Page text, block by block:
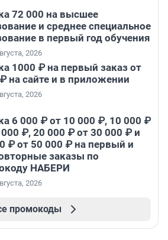
72 000 на высшее
и среднее специальное
в первый год обучения
2026
1000 ₽ на первый заказ от
на сайте и в приложении
2026
6 000 ₽ от 10 000 ₽, 10 000 ₽
₽, 20 000 ₽ от 30 000 ₽ и
₽ от 50 000 ₽ на первый и
заказы по
НАБЕРИ
2026
промокоды